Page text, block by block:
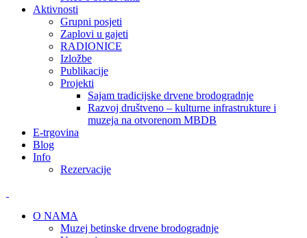
Aktivnosti
Grupni posjeti
Zaplovi u gajeti
RADIONICE
Izložbe
Publikacije
Projekti
Sajam tradicijske drvene brodogradnje
Razvoj društveno – kulturne infrastrukture i
muzeja na otvorenom MBDB
E-trgovina
Blog
Info
Rezervacije
O NAMA
Muzej betinske drvene brodogradnje